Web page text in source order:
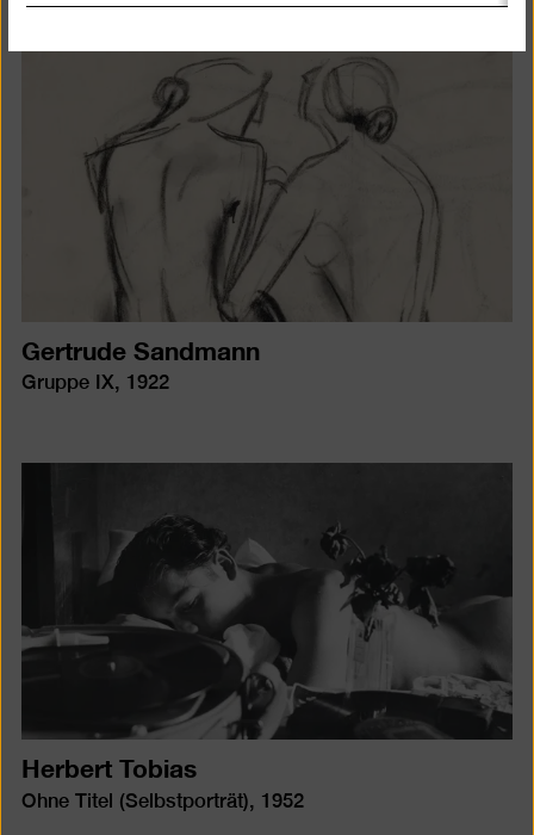
Gertrude Sandmann
Gruppe IX, 1922
Herbert Tobias
Ohne Titel (Selbstporträt), 1952